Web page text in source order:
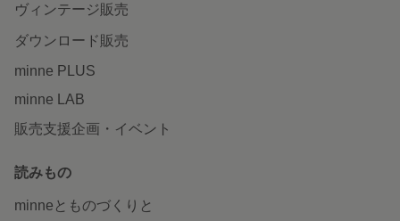
ヴィンテージ販売
ダウンロード販売
minne PLUS
minne LAB
販売支援企画・イベント
読みもの
minneとものづくりと